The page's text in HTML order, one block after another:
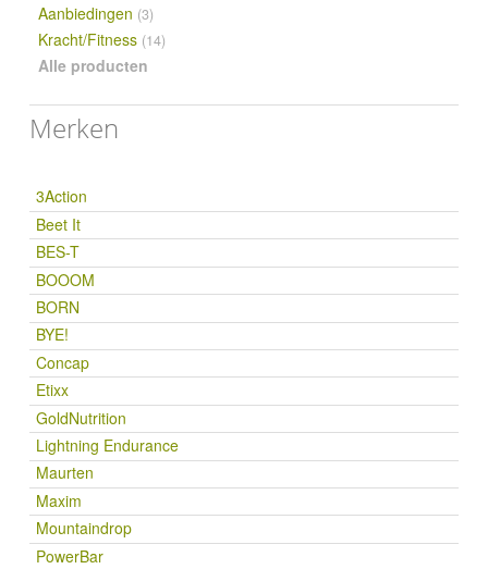
Aanbiedingen (3)
Kracht/Fitness (14)
Alle producten
Merken
3Action
Beet It
BES-T
BOOOM
BORN
BYE!
Concap
Etixx
GoldNutrition
Lightning Endurance
Maurten
Maxim
Mountaindrop
PowerBar